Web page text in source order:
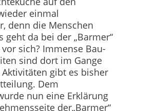
einmal
denn die Menschen
geht da bei der „Barmer“
sich? Immense Bau-
sind dort im Gange
gibt es bisher
Dem
nun eine Erklärung
der„Barmer“